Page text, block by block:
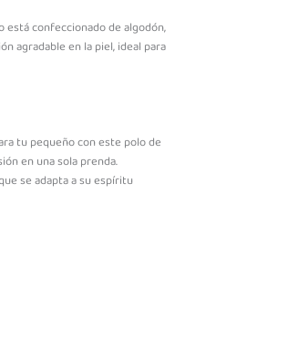
está confeccionado de algodón,
agradable en la piel, ideal para
tu pequeño con este polo de
en una sola prenda.
se adapta a su espíritu